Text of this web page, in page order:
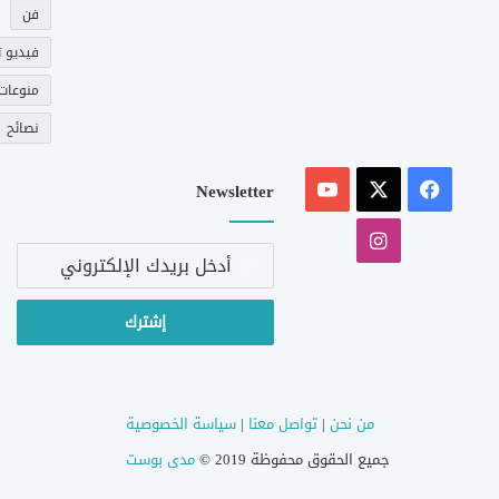
فن
فيديو
نصائح
فيسبوك
‫YouTube
انستقرام
Newsletter
أدخل
الإلكتروني
من نحن |تواصل معنا |سياسة الخصوصية
جميع الحقوق محفوظة 2019 ©
مدى بوست